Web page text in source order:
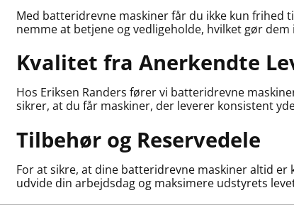
Med batteridrevne maskiner får du ikke kun frihed
nemme at betjene og vedligeholde, hvilket gør
Kvalitet fra Anerkendte
Hos Eriksen Randers fører vi batteridrevne
sikrer, at du får maskiner, der leverer konsistent
Tilbehør og Reservedele
For at sikre, at dine batteridrevne maskiner altid
udvide din arbejdsdag og maksimere udstyrets